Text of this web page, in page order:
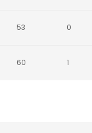
53 0
60 1